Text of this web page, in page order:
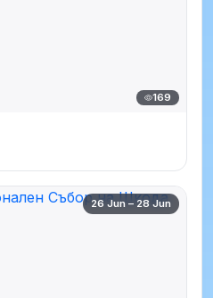
169
26 Jun – 28 Jun